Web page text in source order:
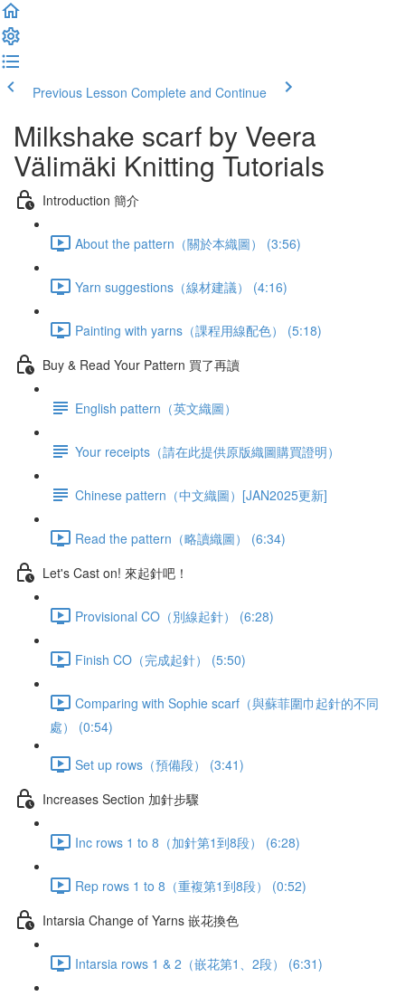
Previous Lesson Complete and Continue
Milkshake scarf by Veera
Välimäki Knitting Tutorials
Introduction 簡介
About the pattern（關於本織圖） (3:56)
Yarn suggestions（線材建議） (4:16)
Painting with yarns（課程用線配色） (5:18)
Buy & Read Your Pattern 買了再讀
English pattern（英文織圖）
Your receipts（請在此提供原版織圖購買證明）
Chinese pattern（中文織圖）[JAN2025更新]
Read the pattern（略讀織圖） (6:34)
Let's Cast on! 來起針吧！
Provisional CO（別線起針） (6:28)
Finish CO（完成起針） (5:50)
Comparing with Sophie scarf（與蘇菲圍巾起針的不同
處） (0:54)
Set up rows（預備段） (3:41)
Increases Section 加針步驟
Inc rows 1 to 8（加針第1到8段） (6:28)
Rep rows 1 to 8（重複第1到8段） (0:52)
Intarsia Change of Yarns 嵌花換色
Intarsia rows 1 & 2（嵌花第1、2段） (6:31)